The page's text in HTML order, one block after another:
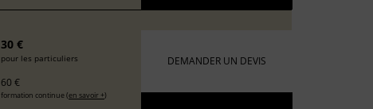
30 €
pour les particuliers
60 €
formation continue (en savoir +)
DEMANDER UN DEVIS